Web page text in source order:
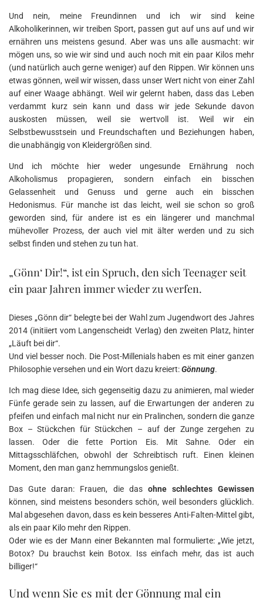
Und nein, meine Freundinnen und ich wir sind keine
Alkoholikerinnen, wir treiben Sport, passen gut auf uns auf und wir
ernähren uns meistens gesund. Aber was uns alle ausmacht: wir
mögen uns, so wie wir sind und auch noch mit ein paar Kilos mehr
(und natürlich auch gerne weniger) auf den Rippen. Wir können uns
etwas gönnen, weil wir wissen, dass unser Wert nicht von einer Zahl
auf einer Waage abhängt. Weil wir gelernt haben, dass das Leben
verdammt kurz sein kann und dass wir jede Sekunde davon
auskosten müssen, weil sie wertvoll ist. Weil wir ein
Selbstbewusstsein und Freundschaften und Beziehungen haben,
die unabhängig von Kleidergrößen sind.
Und ich möchte hier weder ungesunde Ernährung noch
Alkoholismus propagieren, sondern einfach ein bisschen
Gelassenheit und Genuss und gerne auch ein bisschen
Hedonismus. Für manche ist das leicht, weil sie schon so groß
geworden sind, für andere ist es ein längerer und manchmal
mühevoller Prozess, der auch viel mit älter werden und zu sich
selbst finden und stehen zu tun hat.
„Gönn‘ Dir!“, ist ein Spruch, den sich Teenager seit
ein paar Jahren immer wieder zu werfen.
Dieses „Gönn dir“ belegte bei der Wahl zum Jugendwort des Jahres
2014 (initiiert vom Langenscheidt Verlag) den zweiten Platz, hinter
„Läuft bei dir“.
Und viel besser noch. Die Post-Millenials haben es mit einer ganzen
Philosophie versehen und ein Wort dazu kreiert:Gönnung.
Ich mag diese Idee, sich gegenseitig dazu zu animieren, mal wieder
Fünfe gerade sein zu lassen, auf die Erwartungen der anderen zu
pfeifen und einfach mal nicht nur ein Pralinchen, sondern die ganze
Box – Stückchen für Stückchen – auf der Zunge zergehen zu
lassen. Oder die fette Portion Eis. Mit Sahne. Oder ein
Mittagsschläfchen, obwohl der Schreibtisch ruft. Einen kleinen
Moment, den man ganz hemmungslos genießt.
Das Gute daran: Frauen, die das ohne schlechtes Gewissen
können, sind meistens besonders schön, weil besonders glücklich.
Mal abgesehen davon, dass es kein besseres Anti-Falten-Mittel gibt,
als ein paar Kilo mehr den Rippen.
Oder wie es der Mann einer Bekannten mal formulierte: „Wie jetzt,
Botox? Du brauchst kein Botox. Iss einfach mehr, das ist auch
billiger!“
Und wenn Sie es mit der Gönnung mal ein